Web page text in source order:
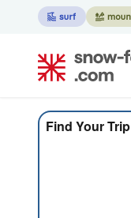
Find Your Trip